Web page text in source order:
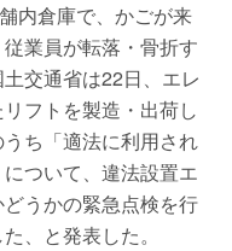
内倉庫で、かごが来
業員が転落・骨折す
交通省は22日、エレ
フトを製造・出荷し
ち「適法に利用され
ついて、違法設置エ
うかの緊急点検を行
、と発表した。